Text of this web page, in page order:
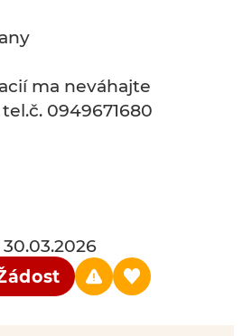
ma neváhajte
0949671680
30.03.2026